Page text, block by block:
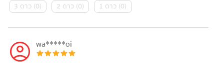
3 ดาว (0) 2 ดาว (0) 1 ดาว (0)
wa*****oi